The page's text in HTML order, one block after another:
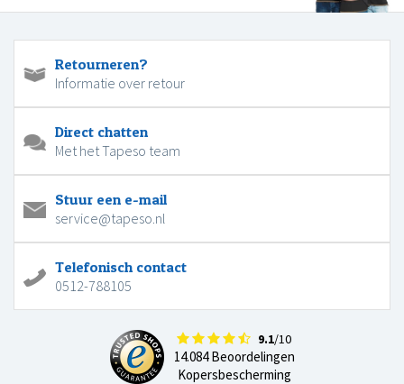
Retourneren?
Informatie over retour
Direct chatten
Met het Tapeso team
Stuur een e-mail
service@tapeso.nl
Telefonisch contact
0512-788105
9.1/10
14.084 Beoordelingen
Kopersbescherming